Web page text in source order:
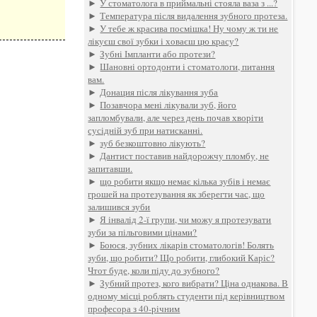
►У стоматолога в приймальні стояла ваза з ...?
►Температура після видалення зубного протеза.
►У тебе ж красива посмішка! Ну чому ж ти не
лікуєш свої зубки і ховаєш цю красу?
►Зубні Імпланти або протези?
►Шановні ортодонти і стоматологи, питання
вам.
►Донация після лікування зуба
►Позавчора мені лікували зуб, його
запломбували, але через день почав хворіти
сусідній зуб при натисканні.
►зуб безкоштовно лікують?
►Дантист поставив найдорожчу пломбу, не
запитавши.
►що робити якщо немає кілька зубів і немає
грошей на протезування як зберегти час, що
залишився зуби
►Я інвалід 2-ї групи, чи можу я протезувати
зуби за пільговими цінами?
►Боюся, зубних лікарів стоматологів! Болять
зуби, що робити? Що робити, глибокий Каріс?
Чтот буде, коли піду до зубного?
►Зубний протез, кого вибрати? Ціна однакова. В
одному місці роблять студенти під керівництвом
професора з 40-річним